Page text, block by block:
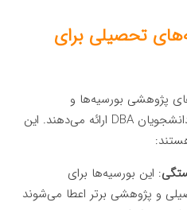
تحصیلی برای
پژوهشی بورسیه‌ها و
کمک‌هزینه‌های مختلفی را برای دانشجویان DBA ارائه می‌دهند. این
: این بورسیه‌ها برای
و پژوهشی برتر اعطا می‌شوند